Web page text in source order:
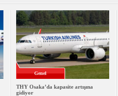
Genel
THY Osaka’da kapasite artışına
gidiyor